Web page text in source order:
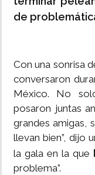
de
Con una sonrisa
conversaron
México. No
posaron juntas
grandes amigas,
llevan bien”, dijo
la gala en la que
problema”.